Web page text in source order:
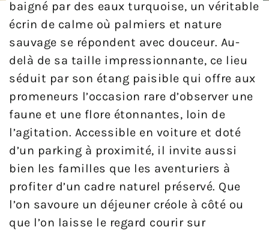
baigné par des eaux turquoise, un véritable
écrin de calme où palmiers et nature
sauvage se répondent avec douceur. Au-
delà de sa taille impressionnante, ce lieu
séduit par son étang paisible qui offre aux
promeneurs l’occasion rare d’observer une
faune et une flore étonnantes, loin de
l’agitation. Accessible en voiture et doté
d’un parking à proximité, il invite aussi
bien les familles que les aventuriers à
profiter d’un cadre naturel préservé. Que
l’on savoure un déjeuner créole à côté ou
que l’on laisse le regard courir sur